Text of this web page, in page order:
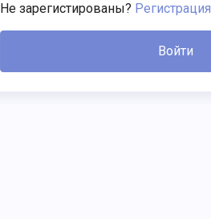
Не зарегистированы? Регистрация